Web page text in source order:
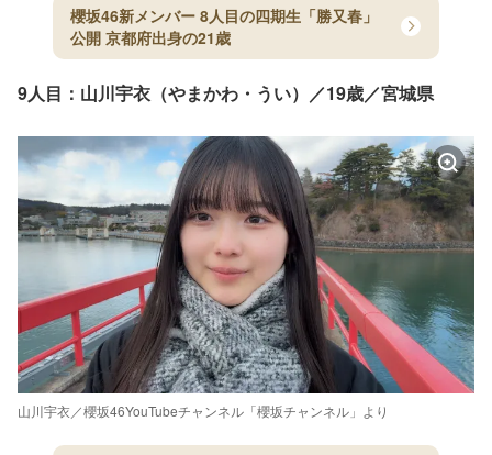
櫻坂46新メンバー 8人目の四期生「勝又春」
公開 京都府出身の21歳
9人目：山川宇衣（やまかわ・うい）／19歳／宮城県
山川宇衣／櫻坂46YouTubeチャンネル「櫻坂チャンネル」より